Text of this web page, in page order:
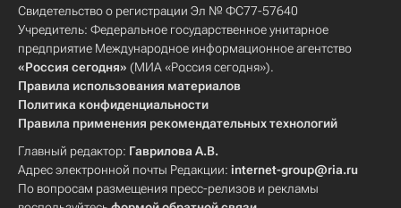
Свидетельство о регистрации Эл № ФС77-57640
Учредитель: Федеральное государственное унитарное
предприятие Международное информационное агентство
«Россия сегодня» (МИА «Россия сегодня»).
Правила использования материалов
Политика конфиденциальности
Правила применения рекомендательных технологий
Главный редактор: Гаврилова А.В.
Адрес электронной почты Редакции: internet-group@ria.ru
По вопросам размещения пресс-релизов и рекламы